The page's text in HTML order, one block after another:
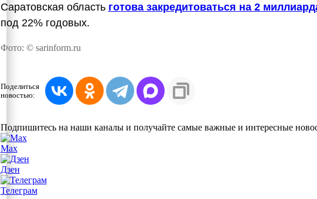
Саратовская область готова закредитоваться на 2
под 22% годовых.
Фото: © sarinform.ru
Поделиться
новостью:
Подпишитесь на наши каналы и получайте самые важные и интересные
Max
Дзен
Телеграм